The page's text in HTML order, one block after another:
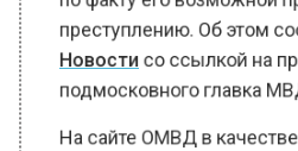
Новости со ссылкой на
подмосковного главка
На сайте ОМВД в
указан Олег Ермаков. На